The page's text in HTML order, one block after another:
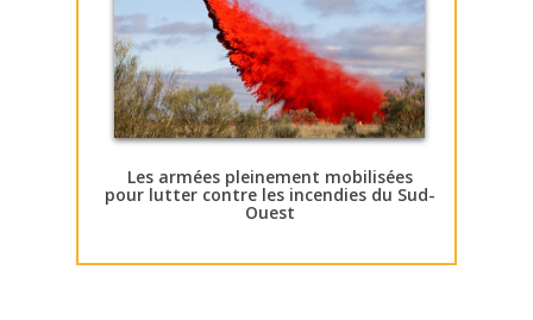
Les armées pleinement mobilisées
pour lutter contre les incendies du Sud-
Ouest